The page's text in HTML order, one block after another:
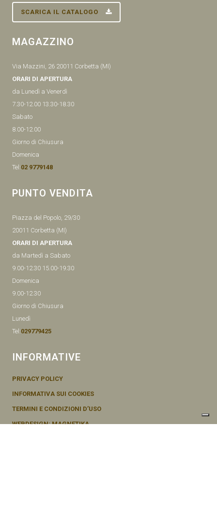
SCARICA IL CATALOGO
MAGAZZINO
Via Mazzini, 26 20011 Corbetta (MI)
ORARI DI APERTURA
da Lunedì a Venerdì
7.30-12.00 13.30-18.30
Sabato
8.00-12.00
Giorno di Chiusura
Domenica
Tel:02 9779148
PUNTO VENDITA
Piazza del Popolo, 29/30
20011 Corbetta (MI)
ORARI DI APERTURA
da Martedì a Sabato
9.00-12.30 15.00-19.30
Domenica
9.00-12.30
Giorno di Chiusura
Lunedì
Tel:029779425
INFORMATIVE
PRIVACY POLICY
INFORMATIVA SUI COOKIES
TERMINI E CONDIZIONI D’USO
WEBDESIGN: MAGNETIKA